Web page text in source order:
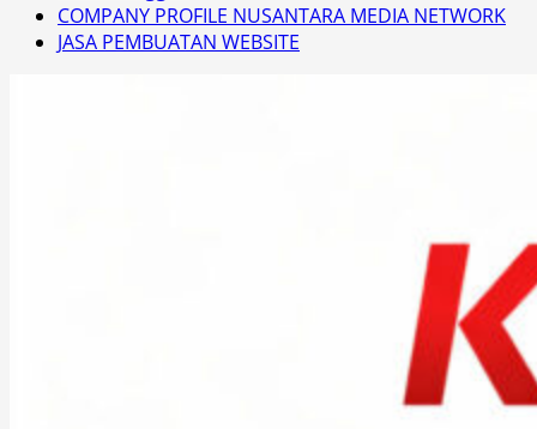
COMPANY PROFILE NUSANTARA MEDIA NETWORK
JASA PEMBUATAN WEBSITE